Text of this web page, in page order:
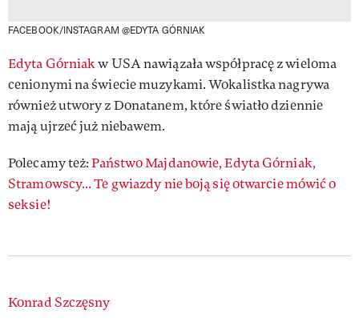
FACEBOOK/INSTAGRAM @EDYTA GÓRNIAK
Edyta Górniakw USA nawiązała współpracę z wieloma
cenionymi na świecie muzykami. Wokalistka nagrywa
również utwory z Donatanem, które światło dziennie
mają ujrzeć już niebawem.
Polecamy też:Państwo Majdanowie, Edyta Górniak,
Stramowscy... Te gwiazdy nie boją się otwarcie mówić o
seksie!
Authors
Konrad Szczęsny